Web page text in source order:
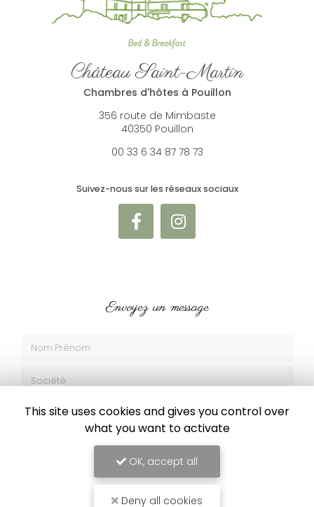
Château Saint-Martin
Chambres d'hôtes à Pouillon
356 route de Mimbaste
40350 Pouillon
00 33 6 34 87 78 73
Suivez-nous sur les réseaux sociaux
Envoyez un message
Email
This site uses cookies and gives you control over
what you want to activate
OK, accept all
Deny all cookies